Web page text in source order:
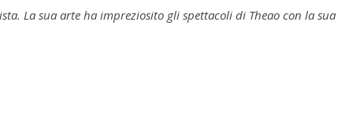
La sua arte ha impreziosito gli spettacoli di Theao con la sua